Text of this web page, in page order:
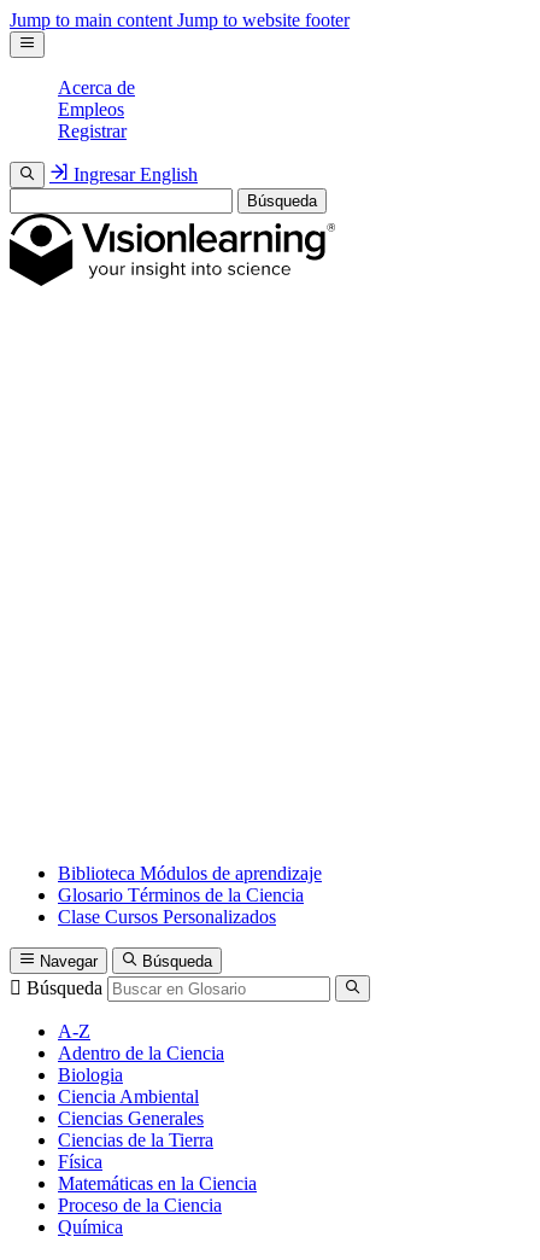
Jump to main content Jump to website footer
Acerca de
Empleos
Registrar
Ingresar English
Búsqueda
Biblioteca Módulos de aprendizaje
Glosario Términos de la Ciencia
Clase Cursos Personalizados
Navegar Búsqueda
Búsqueda
A-Z
Adentro de la Ciencia
Biologia
Ciencia Ambiental
Ciencias Generales
Ciencias de la Tierra
Física
Matemáticas en la Ciencia
Proceso de la Ciencia
Química